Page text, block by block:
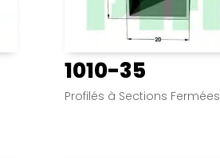
1010-35
Profilés à Sections Fermées